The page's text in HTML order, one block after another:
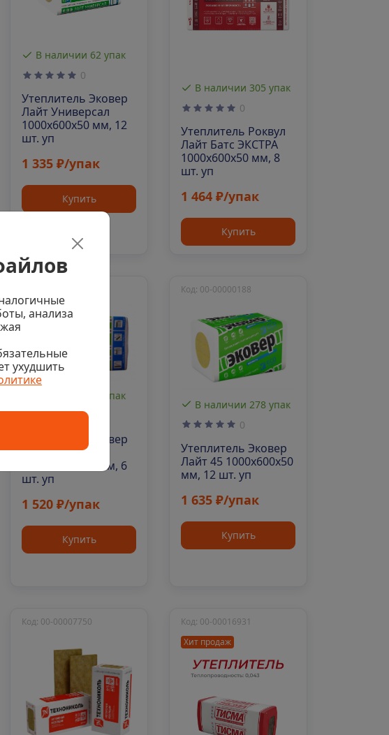
В наличии 62 упак
0
Утеплитель Эковер
Лайт Универсал
1000х600х50 мм, 12
шт. уп
1 335 ₽/упак
Купить
В наличии 305 упак
0
Утеплитель Роквул
Лайт Батс ЭКСТРА
1000х600х50 мм, 8
шт. уп
1 464 ₽/упак
Купить
В наличии 48 упак
0
Утеплитель Эковер
Лайт 35
1000х600х100 мм, 6
шт. уп
1 520 ₽/упак
Купить
В наличии 278 упак
Код: 00-00000188
0
Утеплитель Эковер
Лайт 45 1000х600х50
мм, 12 шт. уп
1 635 ₽/упак
Купить
Код: 00-00007750
Хит продаж
Код: 00-00016931
анализа
ухудшить